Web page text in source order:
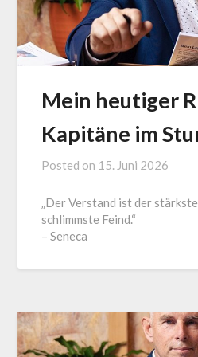
Mein heutiger
Kapitäne im
Posted on 15. Juni 2026
„Der Verstand ist der
schlimmste Feind.“
– Seneca